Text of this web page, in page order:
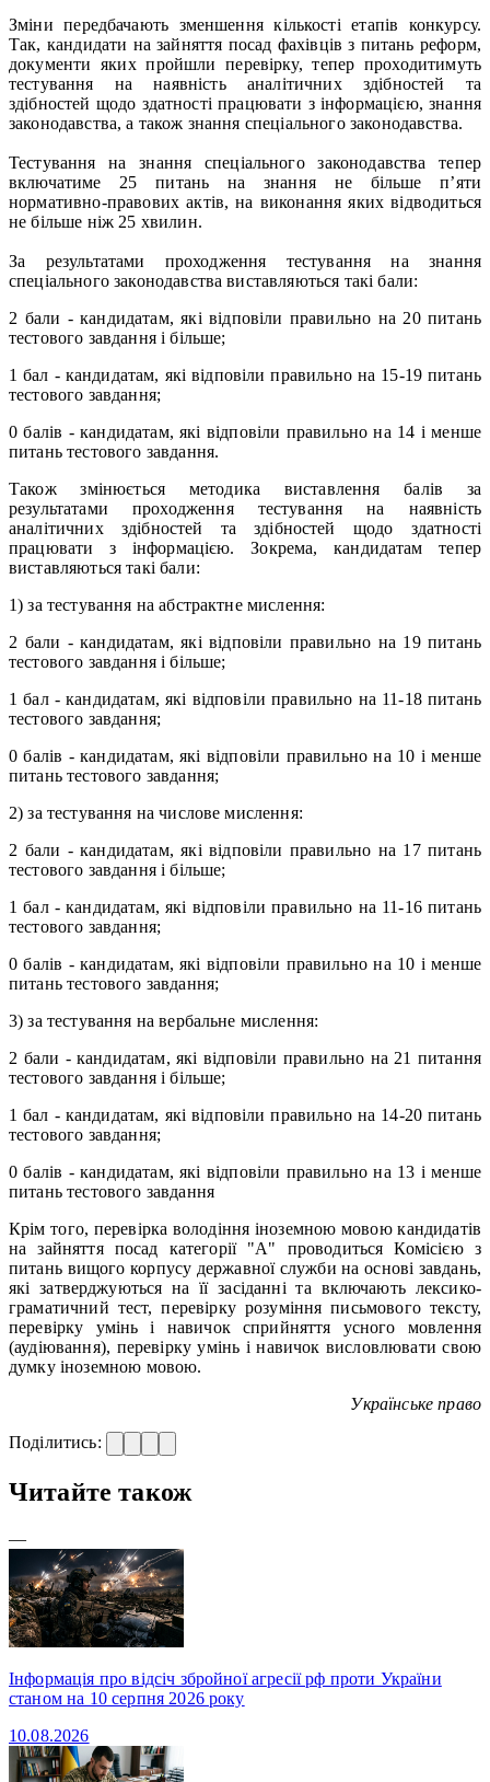
Зміни передбачають зменшення кількості етапів конкурсу.
Так, кандидати на зайняття посад фахівців з питань реформ,
документи яких пройшли перевірку, тепер проходитимуть
тестування на наявність аналітичних здібностей та
здібностей щодо здатності працювати з інформацією, знання
законодавства, а також знання спеціального законодавства.
Тестування на знання спеціального законодавства тепер
включатиме 25 питань на знання не більше п’яти
нормативно-правових актів, на виконання яких відводиться
не більше ніж 25 хвилин.
За результатами проходження тестування на знання
спеціального законодавства виставляються такі бали:
2 бали - кандидатам, які відповіли правильно на 20 питань
тестового завдання i більше;
1 бал - кандидатам, які відповіли правильно на 15-19 питань
тестового завдання;
0 балів - кандидатам, які відповіли правильно на 14 і менше
питань тестового завдання.
Також змінюється методика виставлення балів за
результатами проходження тестування на наявність
аналітичних здібностей та здібностей щодо здатності
працювати з інформацією. Зокрема, кандидатам тепер
виставляються такі бали:
1) за тестування на абстрактне мислення:
2 бали - кандидатам, які відповіли правильно на 19 питань
тестового завдання i більше;
1 бал - кандидатам, які відповіли правильно на 11-18 питань
тестового завдання;
0 балів - кандидатам, які відповіли правильно на 10 і менше
питань тестового завдання;
2) за тестування на числове мислення:
2 бали - кандидатам, які відповіли правильно на 17 питань
тестового завдання i більше;
1 бал - кандидатам, які відповіли правильно на 11-16 питань
тестового завдання;
0 балів - кандидатам, які відповіли правильно на 10 і менше
питань тестового завдання;
3) за тестування на вербальне мислення:
2 бали - кандидатам, які відповіли правильно на 21 питання
тестового завдання i більше;
1 бал - кандидатам, які відповіли правильно на 14-20 питань
тестового завдання;
0 балів - кандидатам, які відповіли правильно на 13 і менше
питань тестового завдання
Крім того, перевірка володіння іноземною мовою кандидатів
на зайняття посад категорії "А" проводиться Комісією з
питань вищого корпусу державної служби на основі завдань,
які затверджуються на її засіданні та включають лексико-
граматичний тест, перевірку розуміння письмового тексту,
перевірку умінь і навичок сприйняття усного мовлення
(аудіювання), перевірку умінь і навичок висловлювати свою
думку іноземною мовою.
Українське право
Поділитись:
Читайте також
—
Інформація про відсіч збройної агресії рф проти України
станом на 10 серпня 2026 року
10.08.2026